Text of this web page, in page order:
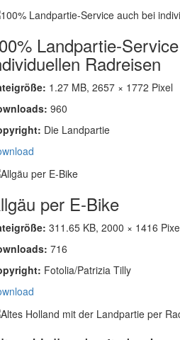
Landpartie-
Radreisen
1.27 MB, 2657 × 1772 Pixel
960
Die Landpartie
per E-Bike
311.65 KB, 2000 × 1416
716
Fotolia/Patrizia Tilly